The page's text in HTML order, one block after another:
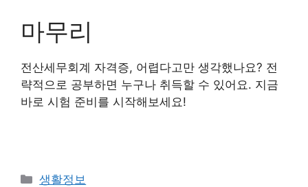
마무리
전산세무회계 자격증, 어렵다고만 생각했나요? 전
략적으로 공부하면 누구나 취득할 수 있어요. 지금
바로 시험 준비를 시작해보세요!
Categories
생활정보